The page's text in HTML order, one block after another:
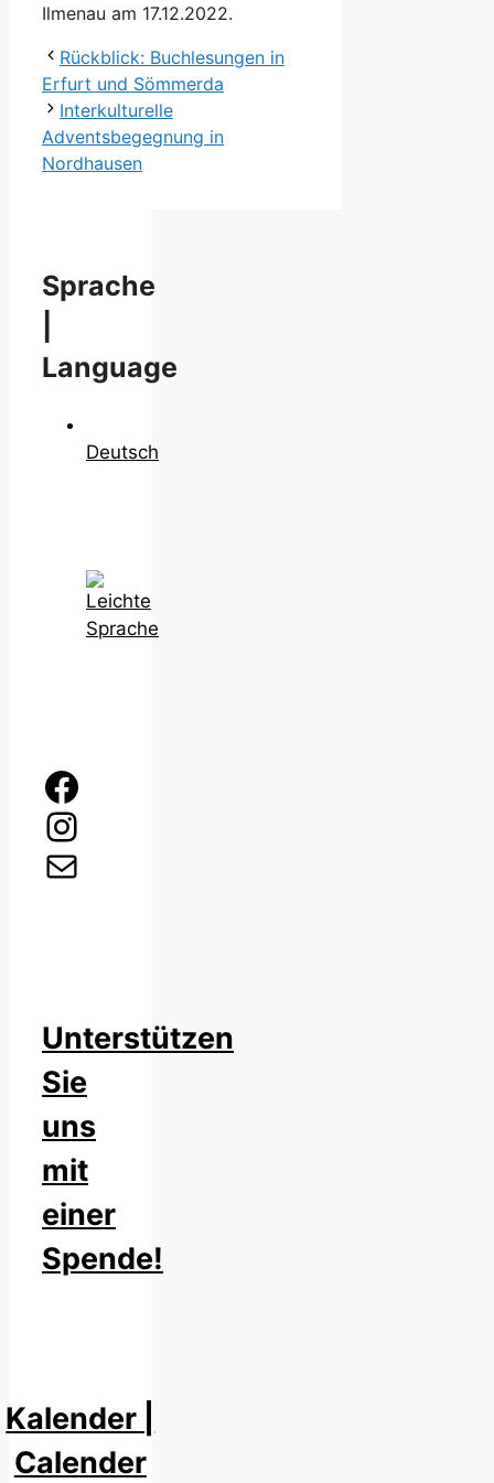
Ilmenau am 17.12.2022.
Rückblick: Buchlesungen in
Erfurt und Sömmerda
Interkulturelle
Adventsbegegnung in
Nordhausen
Sprache
Language
Deutsch
Facebook
Instagram
E-Mail
Unterstützen
Sie
uns
mit
einer
Spende!
Kalender |
Calender